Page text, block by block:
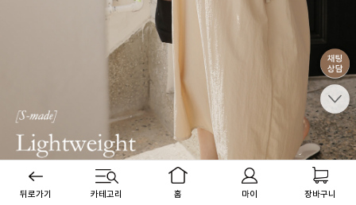
뒤로가기 카테고리 홈 마이 장바구니